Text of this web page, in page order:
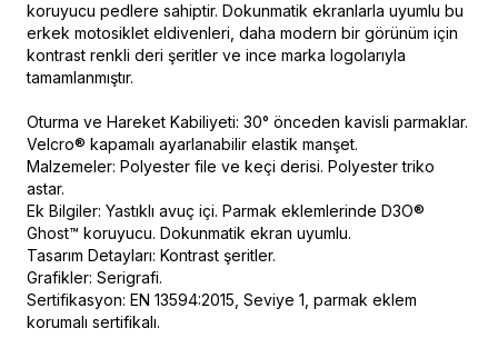
koruyucu pedlere sahiptir. Dokunmatik ekranlarla uyumlu bu
erkek motosiklet eldivenleri, daha modern bir görünüm için
kontrast renkli deri şeritler ve ince marka logolarıyla
tamamlanmıştır.
Oturma ve Hareket Kabiliyeti: 30° önceden kavisli parmaklar.
Velcro® kapamalı ayarlanabilir elastik manşet.
Malzemeler: Polyester file ve keçi derisi. Polyester triko
astar.
Ek Bilgiler: Yastıklı avuç içi. Parmak eklemlerinde D3O®
Ghost™ koruyucu. Dokunmatik ekran uyumlu.
Tasarım Detayları: Kontrast şeritler.
Grafikler: Serigrafi.
Sertifikasyon: EN 13594:2015, Seviye 1, parmak eklem
korumalı sertifikalı.